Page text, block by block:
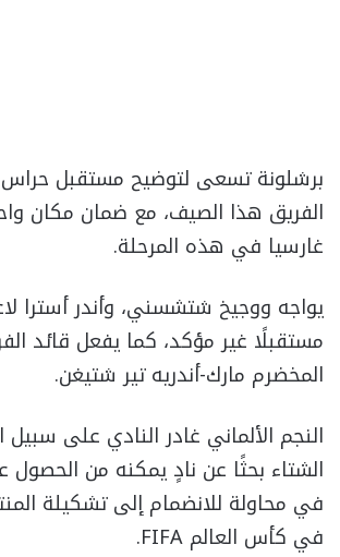
برشلونة تسعى لتوضيح مستقبل
الفريق هذا الصيف، مع ضمان مكان
غارسيا في هذه المرحلة.
يواجه ووجيخ شتشسني، وأندر أسترا
مستقبلًا غير مؤكد، كما يفعل قائد
المخضرم مارك-أندريه تير شتيغن.
النجم الألماني غادر النادي على سبيل
الشتاء بحثًا عن نادٍ يمكنه من
في محاولة للانضمام إلى تشكيلة
في كأس العالم FIFA.